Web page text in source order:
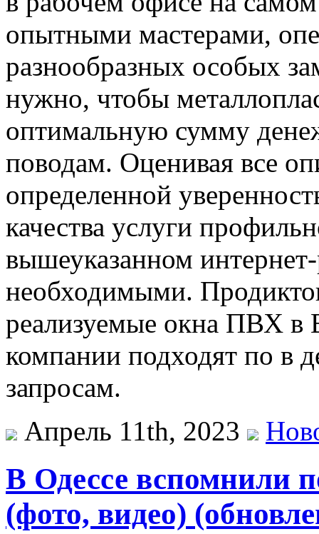
опытными мастерами,
разнообразных особых
нужно, чтобы
оптимальную сумму
поводам. Оценивая все
определенной
качества услуги
вышеуказанном
необходимыми.
реализуемые окна ПВХ в
компании подходят по в
запросам.
Апрель 11th, 2023
В Одессе вспомнили
(фото, видео)